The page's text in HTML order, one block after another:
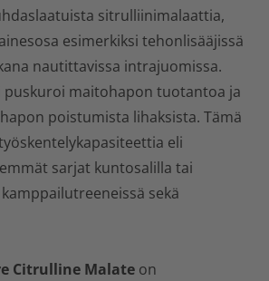
sitrulliinimalaattia,
esimerkiksi tehonlisääjissä
nautittavissa intrajuomissa.
maitohapon tuotantoa ja
poistumista lihaksista. Tämä
eli
sarjat kuntosalilla tai
sekä
Citrulline Malate on